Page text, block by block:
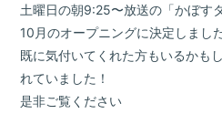
土曜日の朝9:25〜放送の「かぼす
10月のオープニングに決定しまし
既に気付いてくれた方もいるかも
れていました！
是非ご覧ください